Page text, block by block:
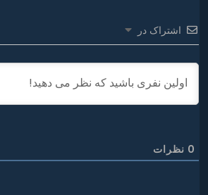
اشتراک در
0 نظرات